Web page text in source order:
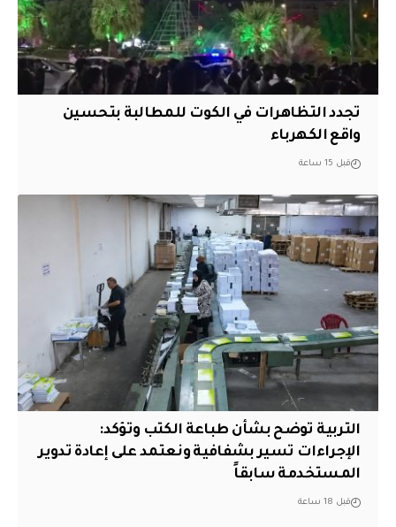
تجدد التظاهرات في الكوت للمطالبة بتحسين
واقع الكهرباء
قبل 15 ساعة
التربية توضح بشأن طباعة الكتب وتؤكد:
الإجراءات تسير بشفافية ونعتمد على إعادة تدوير
المستخدمة سابقاً
قبل 18 ساعة